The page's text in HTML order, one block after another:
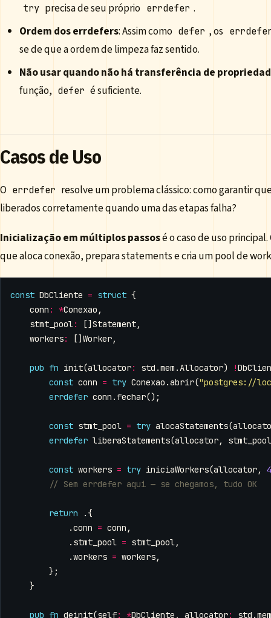
try precisa de seu próprio errdefer .
Ordem dos errdefers: Assim como defer , os
se de que a ordem de limpeza faz sentido.
Não usar quando não há transferência de
função, defer é suficiente.
Casos de Uso
O errdefer resolve um problema clássico: como garantir
liberados corretamente quando uma das etapas falha?
Inicialização em múltiplos passosé o caso de uso
que aloca conexão, prepara statements e cria um pool de
const DbCliente = struct {
conn : *Conexao ,
stmt_pool : [] Statement,
workers: [] Worker,
pub fn init(allocator: std .mem . Allocator) !
const conn = try Conexao .abrir("postgres://
errdefer conn . fechar();
const stmt_pool = try alocaStatements(
errdefer liberaStatements(allocator, stmt_pool
const workers = try iniciaWorkers(allocator,
4
return
.{
.conn = conn ,
. stmt_pool = stmt_pool ,
.workers = workers,
};
}
pub fn deinit(self: *DbCliente , allocator: std .mem